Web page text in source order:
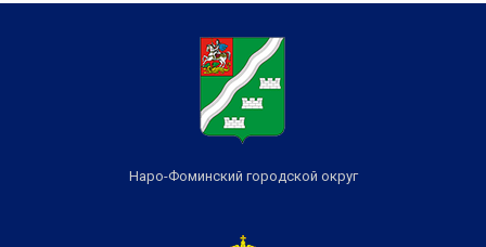
Наро-Фоминский городской округ